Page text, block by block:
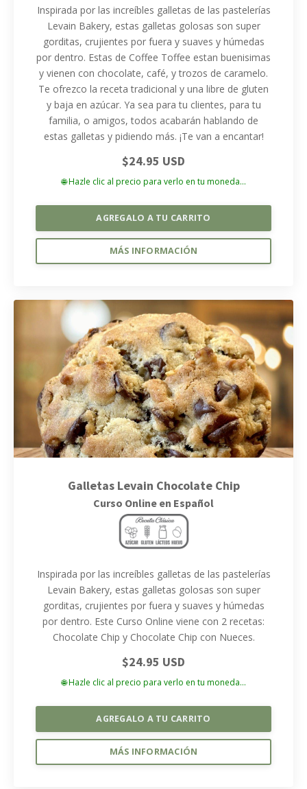
Inspirada por las increíbles galletas de las pastelerías
Levain Bakery, estas galletas golosas son super
gorditas, crujientes por fuera y suaves y húmedas
por dentro. Estas de Coffee Toffee estan buenisimas
y vienen con chocolate, café, y trozos de caramelo.
Te ofrezco la receta tradicional y una libre de gluten
y baja en azúcar. Ya sea para tu clientes, para tu
familia, o amigos, todos acabarán hablando de
estas galletas y pidiendo más. ¡Te van a encantar!
$24.95 USD
🌐 Hazle clic al precio para verlo en tu moneda...
AGREGALO A TU CARRITO
MÁS INFORMACIÓN
Galletas Levain Chocolate Chip
Curso Online en Español
Inspirada por las increíbles galletas de las pastelerías
Levain Bakery, estas galletas golosas son super
gorditas, crujientes por fuera y suaves y húmedas
por dentro. Este Curso Online viene con 2 recetas:
Chocolate Chip y Chocolate Chip con Nueces.
$24.95 USD
🌐 Hazle clic al precio para verlo en tu moneda...
AGREGALO A TU CARRITO
MÁS INFORMACIÓN